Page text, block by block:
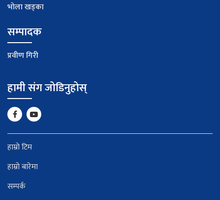
भाेला खड्का
सम्पादक
प्रवीण गिरी
हामी संग जोडिनुहोस्
हाम्रो टिम
हाम्रो बारेमा
सम्पर्क